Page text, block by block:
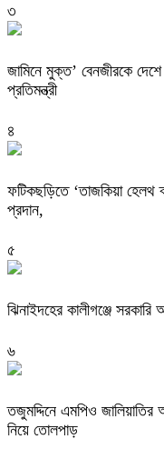
৩
জামিনে মুক্ত’ বেনজীরকে দেশে
প্রতিমন্ত্রী
৪
ফটিকছড়িতে ‘তাজকিয়া হেলথ
প্রদান,
৫
ঝিনাইদহের কালীগঞ্জে সরকারি
৬
তজুমদ্দিনে এমপিও জালিয়াতির
নিয়ে তোলপাড়